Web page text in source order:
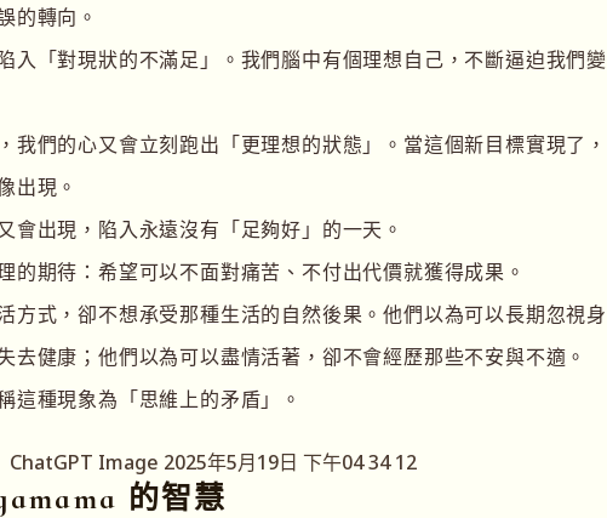
的轉向。
入「對現狀的不滿足」。我們腦中有個理想自己，不斷逼迫我們變
我們的心又會立刻跑出「更理想的狀態」。當這個新目標實現了，
出現。
會出現，陷入永遠沒有「足夠好」的一天。
的期待：希望可以不面對痛苦、不付出代價就獲得成果。
方式，卻不想承受那種生活的自然後果。他們以為可以長期忽視身
去健康；他們以為可以盡情活著，卻不會經歷那些不安與不適。
這種現象為「思維上的矛盾」。
的智慧